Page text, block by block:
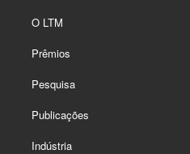
O LTM
Prêmios
Pesquisa
Publicações
Indústria